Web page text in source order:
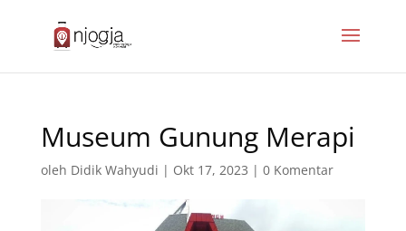
Museum Gunung Merapi
oleh Didik Wahyudi | Okt 17, 2023 | 0 Komentar